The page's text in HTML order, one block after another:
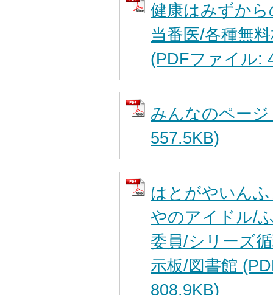
健康はみずか
当番医/各種無
(PDFファイル:
みんなのペー
557.5KB)
はとがやいん
やのアイドル/
委員/シリーズ
示板/図書館
808.9KB)